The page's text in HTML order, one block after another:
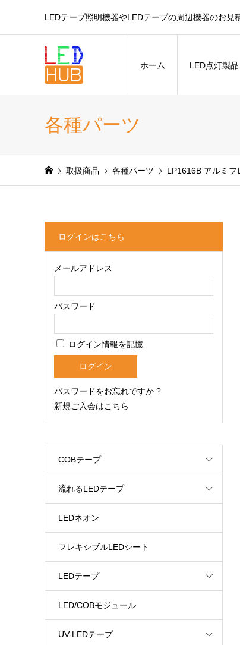
LEDテープ照明機器やLEDテープの周辺機器のお見
ホーム LED点灯製品
各種パーツ
取扱商品 各種パーツ LP1616B アルミ
ログインはこちら
メールアドレス
パスワード
ログイン情報を記憶
パスワードをお忘れですか ?
新規ご入会はこちら
COBテープ
流れるLEDテープ
LEDネオン
フレキシブルLEDシート
LEDテープ
LED/COBモジュール
UV-LEDテープ